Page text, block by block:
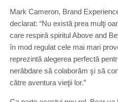
Mark Cameron, Brand
declarat: “Nu există prea mulţi
care respiră spiritul Above and
în mod regulat cele mai mari
reprezintă alegerea perfectă
nerăbdare să colaborăm şi să
către aventura vieţii lor.”